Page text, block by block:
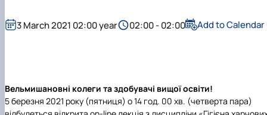
Health Policy and Framework in Ukrain…
Вельмишановні колеги та здобувачі вищої освіти!
5 березня 2021 року (пятниця) о 14 год. 00 хв. (четверта пара)
3 March 2021 02:00 year 02:00 - 02:00 Add to Calendar